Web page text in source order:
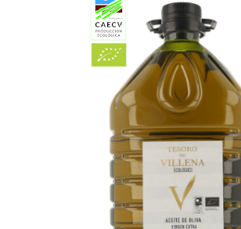
AÑADIR AL CARRITO